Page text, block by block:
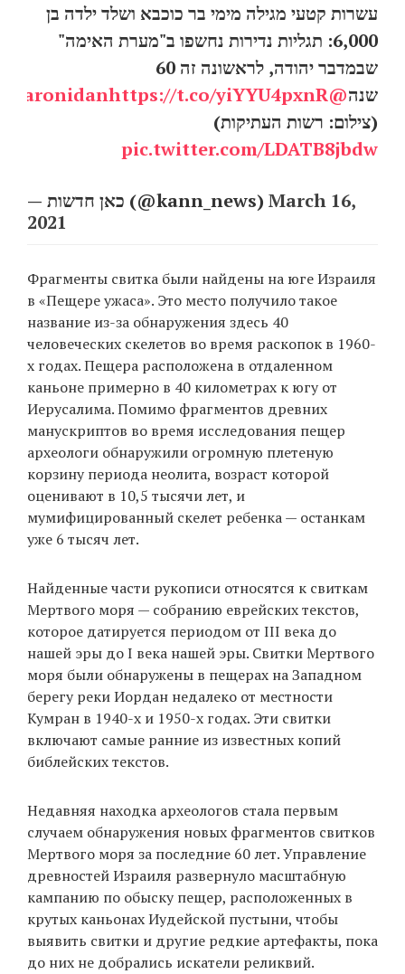
עשרות קטעי מגילה מימי בר כוכבא ושלד ילדה בן
6,000: תגליות נדירות נחשפו ב"מערת האימה"
שבמדבר יהודה, לראשונה זה 60
שנה@sharonidan
https://t.co/yiYYU4pxnR
(צילום: רשות העתיקות)
pic.twitter.com/LDATB8jbdw
— כאן חדשות (@kann_news) March 16,
2021
Фрагменты свитка были найдены на юге Израиля
в «Пещере ужаса». Это место получило такое
название из-за обнаружения здесь 40
человеческих скелетов во время раскопок в 1960-
х годах. Пещера расположена в отдаленном
каньоне примерно в 40 километрах к югу от
Иерусалима. Помимо фрагментов древних
манускриптов во время исследования пещер
археологи обнаружили огромную плетеную
корзину периода неолита, возраст которой
оценивают в 10,5 тысячи лет, и
мумифицированный скелет ребенка — останкам
уже 6 тысяч лет.
Найденные части рукописи относятся к свиткам
Мертвого моря — собранию еврейских текстов,
которое датируется периодом от III века до
нашей эры до I века нашей эры. Свитки Мертвого
моря были обнаружены в пещерах на Западном
берегу реки Иордан недалеко от местности
Кумран в 1940-х и 1950-х годах. Эти свитки
включают самые ранние из известных копий
библейских текстов.
Недавняя находка археологов стала первым
случаем обнаружения новых фрагментов свитков
Мертвого моря за последние 60 лет. Управление
древностей Израиля развернуло масштабную
кампанию по обыску пещер, расположенных в
крутых каньонах Иудейской пустыни, чтобы
выявить свитки и другие редкие артефакты, пока
до них не добрались искатели реликвий.